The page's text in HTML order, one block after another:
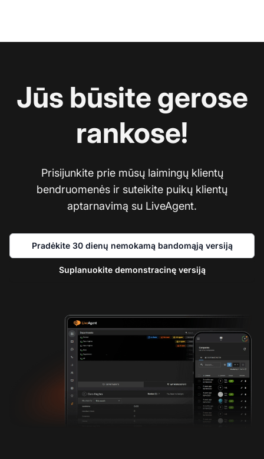
Jūs būsite gerose
rankose!
Prisijunkite prie mūsų laimingų klientų
bendruomenės ir suteikite puikų klientų
aptarnavimą su LiveAgent.
Pradėkite 30 dienų nemokamą bandomąją versiją
Suplanuokite demonstracinę versiją